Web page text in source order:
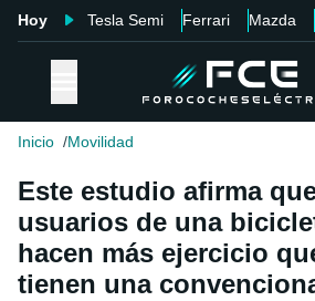
Hoy Tesla Semi Ferrari Mazda
Inicio Movilidad
Este estudio afirma
usuarios de una
hacen más ejercicio
tienen una